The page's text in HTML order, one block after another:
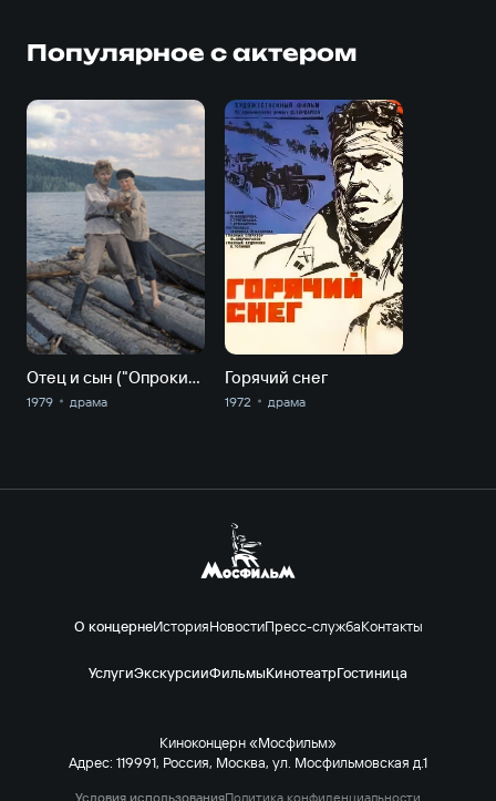
Популярное с актером
Отец и сын ("Опрокинутая тишина", "Эхо далеких выстрелов")
1979 драма
Горячий снег
1972 драма
О концернеИсторияНовостиПресс-службаКонтакты
УслугиЭкскурсииФильмыКинотеатрГостиница
Киноконцерн «Мосфильм»
Адрес: 119991, Россия, Москва, ул. Мосфильмовская д.1
Условия использованияПолитика конфиденциальности